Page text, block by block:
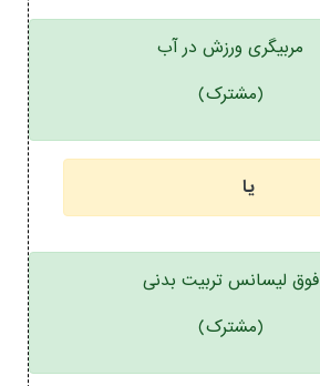
مربیگری ورزش در آب
(مشترک)
یا
فوق لیسانس تربیت بدنی
(مشترک)